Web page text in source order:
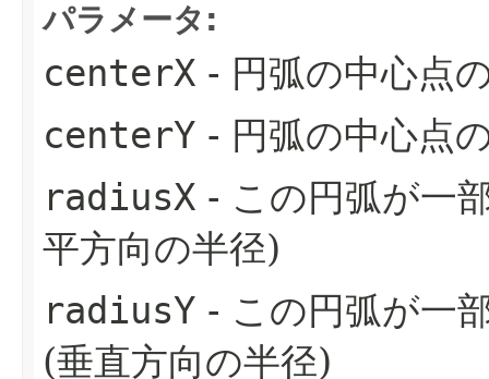
パラメータ:
centerX - 円弧の中心点
centerY - 円弧の中心点
radiusX - この円弧が一
平方向の半径)
radiusY - この円弧が一
(垂直方向の半径)